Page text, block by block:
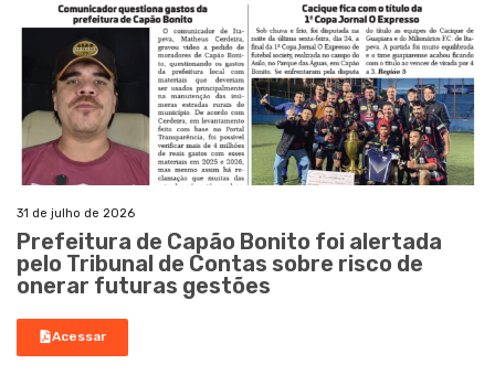
31 de julho de 2026
Prefeitura de Capão Bonito foi alertada
pelo Tribunal de Contas sobre risco de
onerar futuras gestões
Acessar